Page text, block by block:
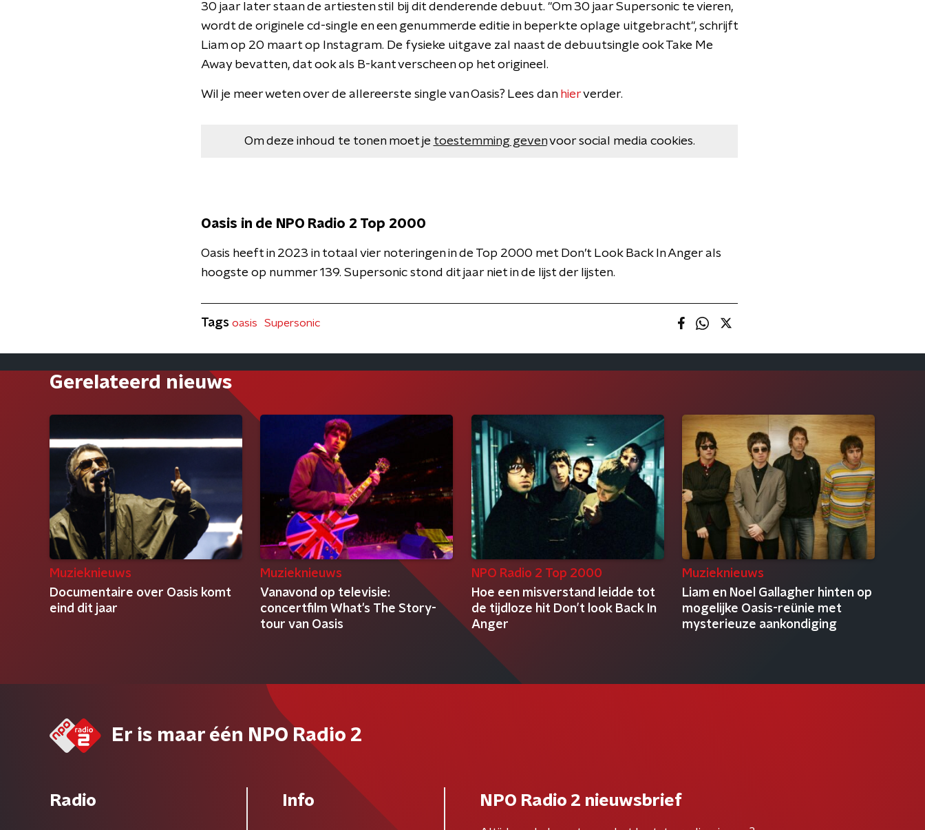
30 jaar later staan de artiesten stil bij dit denderende debuut. "Om 30 jaar Supersonic te vieren,
wordt de originele cd-single en een genummerde editie in beperkte oplage uitgebracht", schrijft
Liam op 20 maart op Instagram. De fysieke uitgave zal naast de debuutsingle ook Take Me
Away bevatten, dat ook als B-kant verscheen op het origineel.
Wil je meer weten over de allereerste single van Oasis? Lees dan hierverder.
Om deze inhoud te tonen moet je toestemming gevenvoor social media cookies.
Oasis in de NPO Radio 2 Top 2000
Oasis heeft in 2023 in totaal vier noteringen in de Top 2000 met Don’t Look Back In Anger als
hoogste op nummer 139. Supersonic stond dit jaar niet in de lijst der lijsten.
Tags oasis Supersonic
Gerelateerd nieuws
Muzieknieuws
Documentaire over Oasis komt
eind dit jaar
Muzieknieuws
Vanavond op televisie:
concertfilm What's The Story-
tour van Oasis
NPO Radio 2 Top 2000
Hoe een misverstand leidde tot
de tijdloze hit Don’t look Back In
Anger
Muzieknieuws
Liam en Noel Gallagher hinten op
mogelijke Oasis-reünie met
mysterieuze aankondiging
Er is maar één NPO Radio 2
Radio Info NPO Radio 2 nieuwsbrief